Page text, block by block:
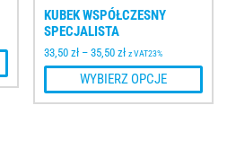
KUBEK WSPÓŁCZESNY
SPECJALISTA
33,50zł – 35,50zł z VAT23%
WYBIERZ OPCJE